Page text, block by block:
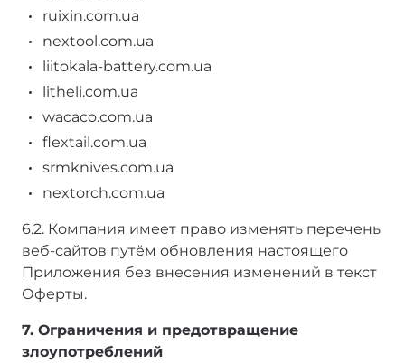
ruixin.com.ua
nextool.com.ua
liitokala-battery.com.ua
litheli.com.ua
wacaco.com.ua
flextail.com.ua
srmknives.com.ua
nextorch.com.ua
6.2. Компания имеет право изменять перечень
веб-сайтов путём обновления настоящего
Приложения без внесения изменений в текст
Оферты.
7. Ограничения и предотвращение
злоупотреблений